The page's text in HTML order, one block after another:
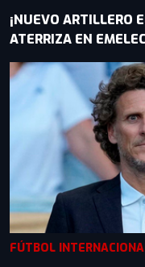
¡NUEVO ARTILLERO
ATERRIZA EN EMELEC
FÚTBOL